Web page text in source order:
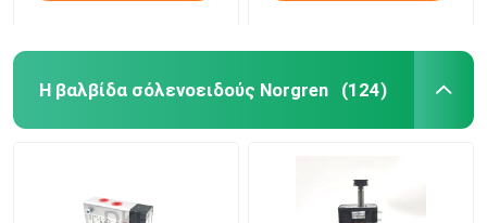
Η βαλβίδα σόλενοειδούς Norgren (124)